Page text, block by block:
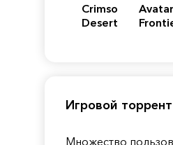
Crimson
Desert
Avatar:
Игровой
Множество